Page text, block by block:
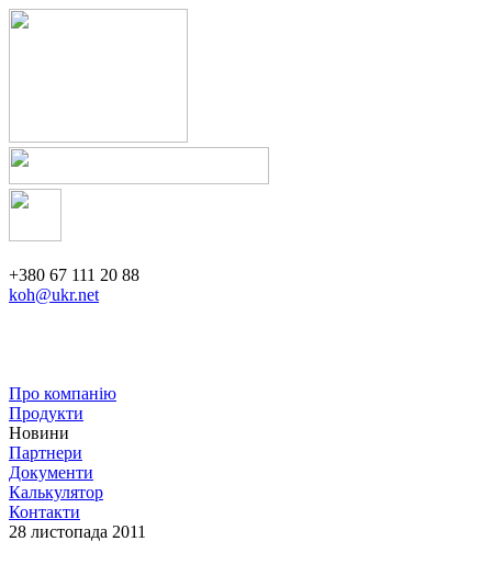
+380 67 111 20 88
koh@ukr.net
Про компанію
Продукти
Новини
Партнери
Документи
Калькулятор
Контакти
28 листопада 2011